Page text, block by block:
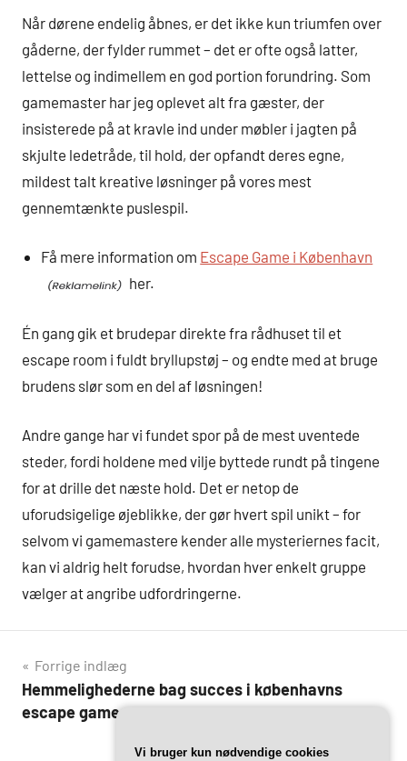
Når dørene endelig åbnes, er det ikke kun triumfen over
gåderne, der fylder rummet – det er ofte også latter,
lettelse og indimellem en god portion forundring. Som
gamemaster har jeg oplevet alt fra gæster, der
insisterede på at kravle ind under møbler i jagten på
skjulte ledetråde, til hold, der opfandt deres egne,
mildest talt kreative løsninger på vores mest
gennemtænkte puslespil.
Få mere information om Escape Game i København
her.
Én gang gik et brudepar direkte fra rådhuset til et
escape room i fuldt bryllupstøj – og endte med at bruge
brudens slør som en del af løsningen!
Andre gange har vi fundet spor på de mest uventede
steder, fordi holdene med vilje byttede rundt på tingene
for at drille det næste hold. Det er netop de
uforudsigelige øjeblikke, der gør hvert spil unikt – for
selvom vi gamemastere kender alle mysteriernes facit,
kan vi aldrig helt forudse, hvordan hver enkelt gruppe
vælger at angribe udfordringerne.
Indlægsnavigation
Forrige indlæg
Hemmelighederne bag succes i københavns
escape games
Næste indlæg
Vi bruger kun nødvendige cookies